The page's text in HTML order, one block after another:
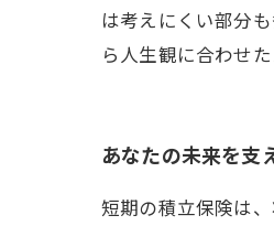
は考えにくい部分
ら人生観に合わせ
あなたの未来を支
短期の積立保険は